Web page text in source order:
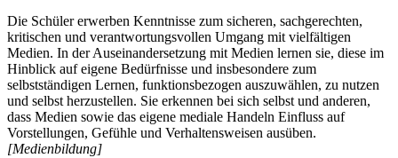
Die Schüler erwerben Kenntnisse zum sicheren, sachgerechten,
kritischen und verantwortungsvollen Umgang mit vielfältigen
Medien. In der Auseinandersetzung mit Medien lernen sie, diese im
Hinblick auf eigene Bedürfnisse und insbesondere zum
selbstständigen Lernen, funktionsbezogen auszuwählen, zu nutzen
und selbst herzustellen. Sie erkennen bei sich selbst und anderen,
dass Medien sowie das eigene mediale Handeln Einfluss auf
Vorstellungen, Gefühle und Verhaltensweisen ausüben.
[Medienbildung]